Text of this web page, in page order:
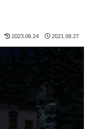
2023.06.24 2021.08.27